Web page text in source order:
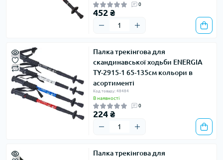
0
452 ₴
Палка трекінгова для
скандинавської ходьби ENERGIA
TY-2915-1 65-135см кольори в
асортименті
Код товару: 48484
В наявності
0
224 ₴
Палка трекінгова для